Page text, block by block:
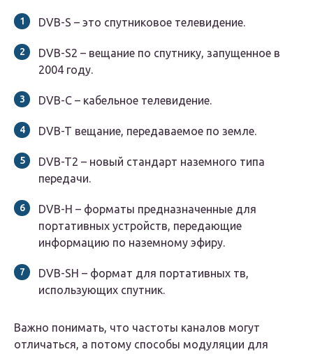
DVB-S – это спутниковое телевидение.
DVB-S2 – вещание по спутнику, запущенное в
2004 году.
DVB-C – кабельное телевидение.
DVB-T вещание, передаваемое по земле.
DVB-T2 – новый стандарт наземного типа
передачи.
DVB-H – форматы предназначенные для
портативных устройств, передающие
информацию по наземному эфиру.
DVB-SH – формат для портативных тв,
использующих спутник.
Важно понимать, что частоты каналов могут
отличаться, а потому способы модуляции для